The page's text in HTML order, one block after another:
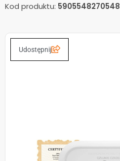
Kod produktu: 5905548270548
Udostępnij